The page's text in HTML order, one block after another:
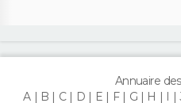
Annuaire
A
B C D E F G H I